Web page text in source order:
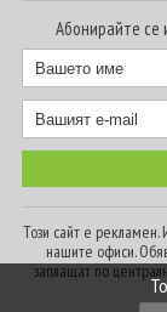
Абонирайте се
Този сайт е рекламен.
нашите офиси.
заплащат по